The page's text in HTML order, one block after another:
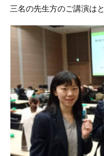
三名の先生方のご講演は